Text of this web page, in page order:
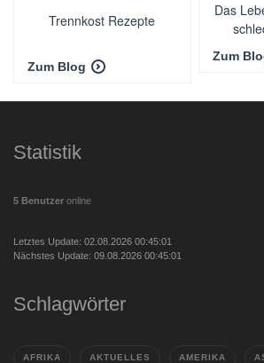
Trennkost Rezepte
Zum Blog
Das
Zum
Statistik
5 Benutzer online
Letztes Update: 02.08.2026 00:45:01
Nächstes Update: 09.08.2026 00:45:01
Schlagwörter
AFRIKA AKTUELLES AMERIKA